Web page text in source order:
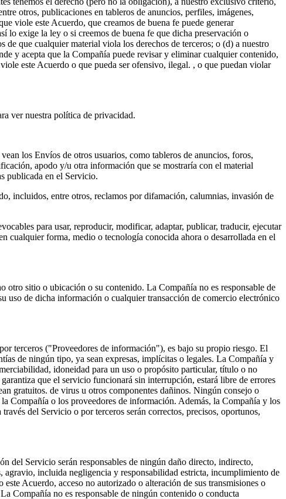
otros, publicaciones en tableros de anuncios, perfiles, imágenes,
viole este Acuerdo, que creamos de buena fe puede generar
lo exige la ley o si creemos de buena fe que dicha preservación o
que cualquier material viola los derechos de terceros; o (d) a nuestro
y acepta que la Compañía puede revisar y eliminar cualquier contenido,
este Acuerdo o que pueda ser ofensivo, ilegal. , o que puedan violar
ver nuestra política de privacidad.
los Envíos de otros usuarios, como tableros de anuncios, foros,
apodo y/u otra información que se mostraría con el material
publicada en el Servicio.
incluidos, entre otros, reclamos por difamación, calumnias, invasión de
para usar, reproducir, modificar, adaptar, publicar, traducir, ejecutar
cualquier forma, medio o tecnología conocida ahora o desarrollada en el
otro sitio o ubicación o su contenido. La Compañía no es responsable de
uso de dicha información o cualquier transacción de comercio electrónico
terceros ("Proveedores de información"), es bajo su propio riesgo. El
de ningún tipo, ya sean expresas, implícitas o legales. La Compañía y
idoneidad para un uso o propósito particular, título o no
que el servicio funcionará sin interrupción, estará libre de errores
gratuitos. de virus u otros componentes dañinos. Ningún consejo o
Compañía o los proveedores de información. Además, la Compañía y los
del Servicio o por terceros serán correctos, precisos, oportunos,
del Servicio serán responsables de ningún daño directo, indirecto,
agravio, incluida negligencia y responsabilidad estricta, incumplimiento de
Acuerdo, acceso no autorizado o alteración de sus transmisiones o
Compañía no es responsable de ningún contenido o conducta